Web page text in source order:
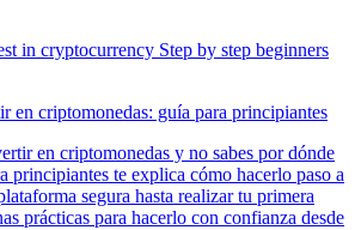
en criptomonedas: guía para principiantes
en criptomonedas y no sabes por dónde
principiantes te explica cómo hacerlo paso a
segura hasta realizar tu primera
prácticas para hacerlo con confianza desde